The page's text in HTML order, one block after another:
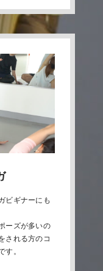
ビギナーにも
ーズが多いの
される方のコ
。